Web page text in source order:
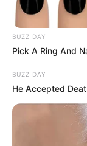
BUZZ DAY
Pick A Ring And
BUZZ DAY
He Accepted